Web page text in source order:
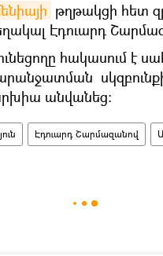
թղթակցի հետ
Էդուարդ
հակասում է
անվանեց:
Էդուարդ Շարմազանով